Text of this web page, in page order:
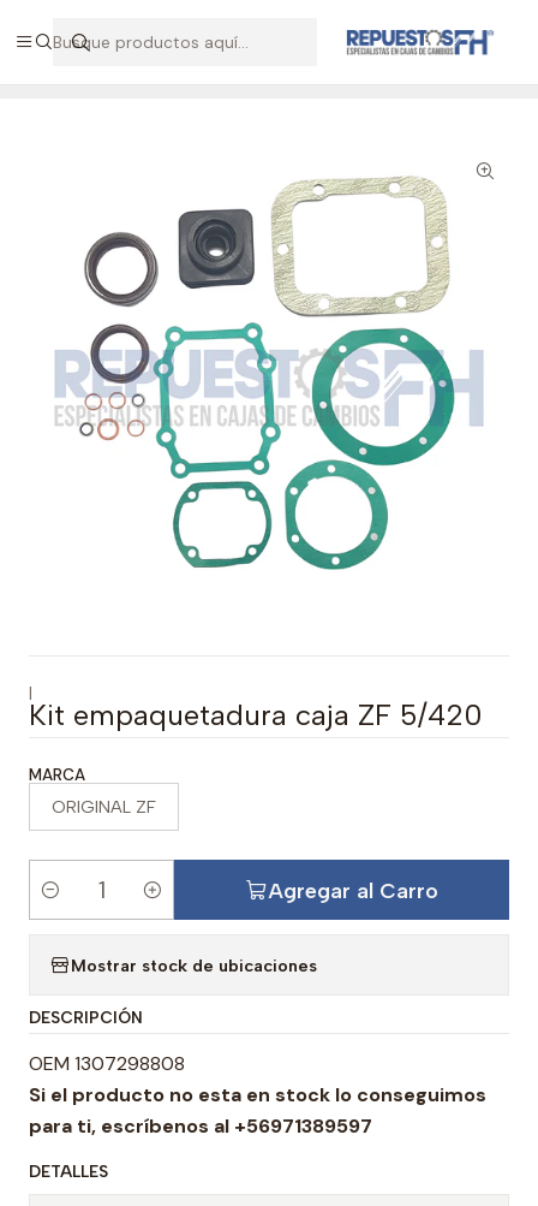
Hablemos por WhatsApp +56 9 7138 9597 / +56 9 8500 2568
|
Kit empaquetadura caja ZF 5/420
MARCA
ORIGINAL ZF
i
d
a
d
Agregar al Carro
Mostrar stock de ubicaciones
DESCRIPCIÓN
OEM 1307298808
Si el producto no esta en stock lo conseguimos
para ti, escríbenos al +56971389597
DETALLES